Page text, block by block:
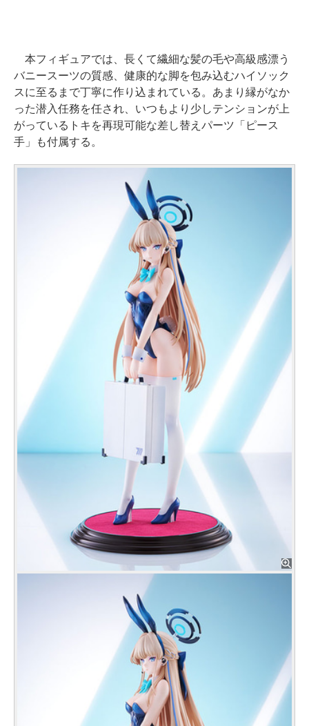
本フィギュアでは、長くて繊細な髪の毛や高級感漂う
バニースーツの質感、健康的な脚を包み込むハイソック
スに至るまで丁寧に作り込まれている。あまり縁がなか
った潜入任務を任され、いつもより少しテンションが上
がっているトキを再現可能な差し替えパーツ「ピース
手」も付属する。